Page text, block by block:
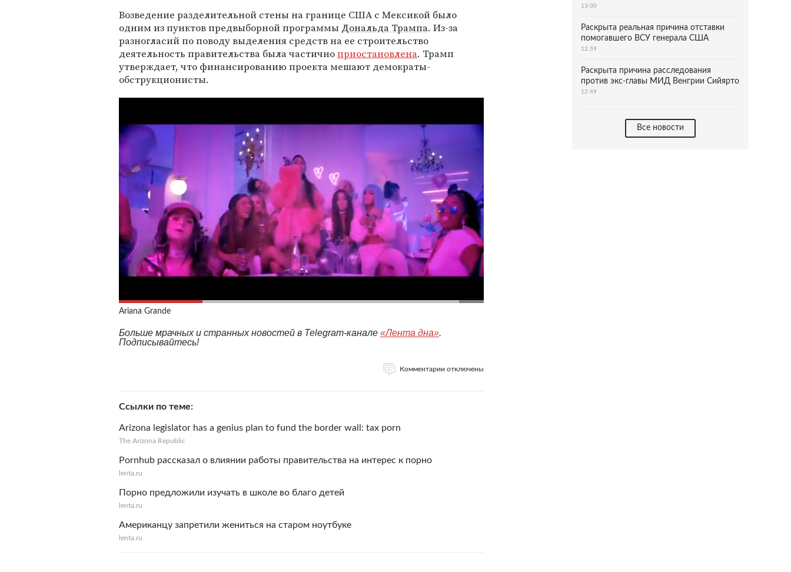
Возведение разделительной стены на границе США с Мексикой было
одним из пунктов предвыборной программы Дональда Трампа. Из-за
разногласий по поводу выделения средств на ее строительство
деятельность правительства была частичноприостановлена. Трамп
утверждает, что финансированию проекта мешают демократы-
обструкционисты.
Ariana Grande
Больше мрачных и странных новостей в Telegram-канале «Лента дна».
Подписывайтесь!
Комментарии отключены
Ссылки по теме
Arizona legislator has a genius plan to fund the border wall: tax porn
The Arizona Republic
Pornhub рассказал о влиянии работы правительства на интерес к порно
lenta.ru
Порно предложили изучать в школе во благо детей
lenta.ru
Американцу запретили жениться на старом ноутбуке
lenta.ru
13:00
Раскрыта реальная причина отставки
помогавшего ВСУ генерала США
12:59
Раскрыта причина расследования
против экс-главы МИД Венгрии Сийярто
12:49
Все новости